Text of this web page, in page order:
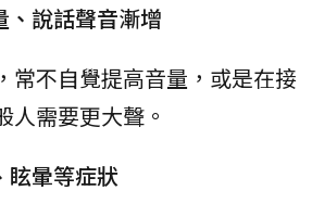
、說話聲音漸增
常不自覺提高音量，或是在接
人需要更大聲。
眩暈等症狀